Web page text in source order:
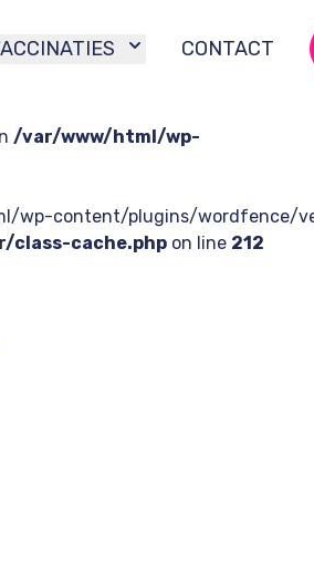
/var/www/html/wp-
wp-content/plugins/wordfence/
cache.php on line 212
CONTACT